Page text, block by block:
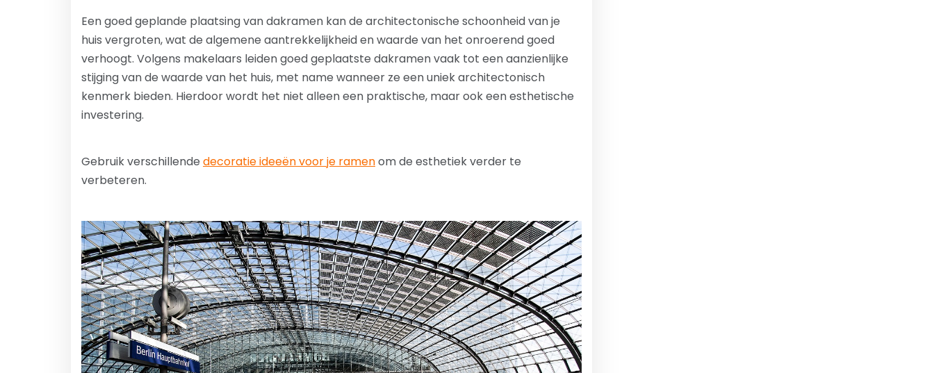
Een goed geplande plaatsing van dakramen kan de architectonische schoonheid van je
huis vergroten, wat de algemene aantrekkelijkheid en waarde van het onroerend goed
verhoogt. Volgens makelaars leiden goed geplaatste dakramen vaak tot een aanzienlijke
stijging van de waarde van het huis, met name wanneer ze een uniek architectonisch
kenmerk bieden. Hierdoor wordt het niet alleen een praktische, maar ook een esthetische
investering.
Gebruik verschillende decoratie ideeën voor je ramenom de esthetiek verder te
verbeteren.